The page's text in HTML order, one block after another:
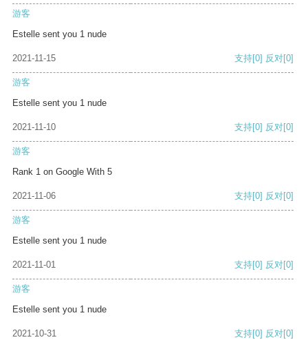
游客
Estelle sent you 1 nude
2021-11-15 支持[0] 反对[0]
游客
Estelle sent you 1 nude
2021-11-10 支持[0] 反对[0]
游客
Rank 1 on Google With 5
2021-11-06 支持[0] 反对[0]
游客
Estelle sent you 1 nude
2021-11-01 支持[0] 反对[0]
游客
Estelle sent you 1 nude
2021-10-31 支持[0] 反对[0]